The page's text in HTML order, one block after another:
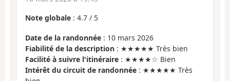
Note globale : 4.7 / 5
Date de la randonnée : 10 mars 2026
Fiabilité de la description : ★★★★★ Très bien
Facilité à suivre l'itinéraire : ★★★★☆ Bien
Intérêt du circuit de randonnée : ★★★★★ Très